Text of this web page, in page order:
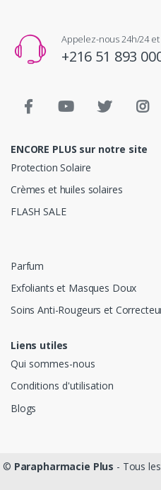
Appelez-nous 24h/24 et
+216 51 893
ENCORE PLUS sur notre site
Protection Solaire
Crèmes et huiles solaires
FLASH SALE
Parfum
Exfoliants et Masques Doux
Soins Anti-Rougeurs et
Liens utiles
Qui sommes-nous
Conditions d'utilisation
Blogs
© Parapharmacie Plus - Tous